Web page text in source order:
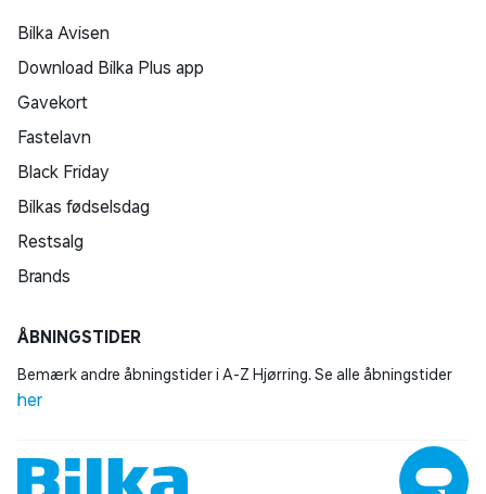
Bilka Avisen
Download Bilka Plus app
Gavekort
Fastelavn
Black Friday
Bilkas fødselsdag
Restsalg
Brands
ÅBNINGSTIDER
Bemærk andre åbningstider i A-Z Hjørring. Se alle åbningstider
her